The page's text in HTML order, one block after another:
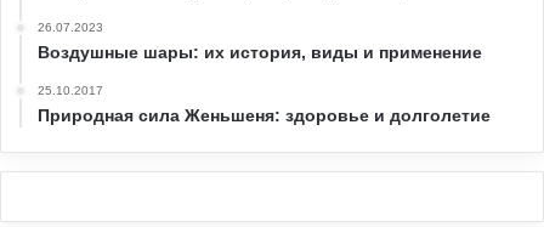
26.07.2023
Воздушные шары: их история, виды и применение
25.10.2017
Природная сила Женьшеня: здоровье и долголетие